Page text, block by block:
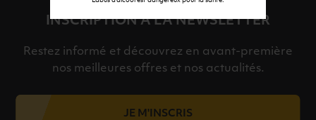
INSCRIPTION À LA NEWSLETTER
Restez informé et découvrez en avant-première
nos meilleures offres et nos actualités.
JE M'INSCRIS